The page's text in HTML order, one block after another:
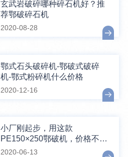
玄武岩破碎哪种碎石机好？推
荐鄂破碎石机
2020-08-28
鄂式石头破碎机-鄂破式破碎
机-鄂式粉碎机什么价格
2020-12-16
小厂刚起步，用这款
PE150×250鄂破机，价格不贵
且还耐用
2020-06-13